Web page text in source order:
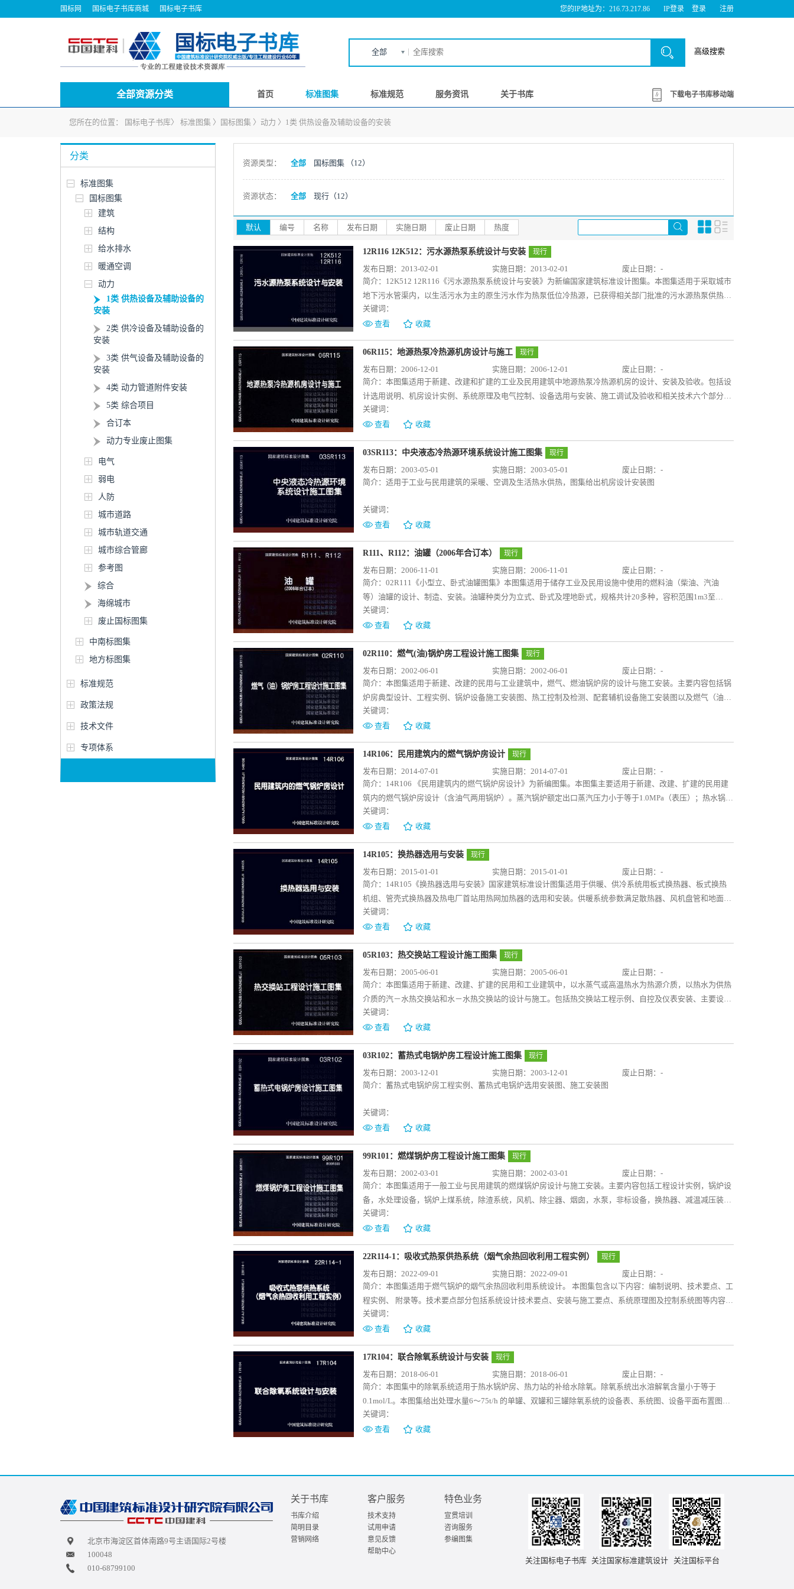
国标网 国标电子书库商城 国标电子书库 您的IP地址为：216.73.217.86 IP登录 登录 注册
全部 高级搜索
全部资源分类 首页 标准图集 标准规范 服务资讯 关于书库 下载电子书库移动端
您所在的位置： 国标电子书库〉 标准图集 〉 国标图集 〉 动力 〉 1类 供热设备及辅助设备的安装
分类
标准图集
国标图集
建筑
结构
给水排水
暖通空调
动力
1类 供热设备及辅助设备的
安装
2类 供冷设备及辅助设备的
安装
3类 供气设备及辅助设备的
安装
4类 动力管道附件安装
5类 综合项目
合订本
动力专业废止图集
电气
弱电
人防
城市道路
城市轨道交通
城市综合管廊
参考图
综合
海绵城市
废止国标图集
中南标图集
地方标图集
标准规范
政策法规
技术文件
专项体系
资源类型： 全部 国标图集 （12）
资源状态： 全部 现行 （12）
默认 编号 名称 发布日期 实施日期 废止日期 热度
12R116 12K512：污水源热泵系统设计与安装 现行
发布日期：2013-02-01 实施日期：2013-02-01
废止日期：-
简介： 12K512 12R116《污水源热泵系统设计与安装》为新编国家建筑标准设计图集。本图集适用于采取城市
地下污水管渠内，以生活污水为主的原生污水作为热泵低位冷热源，已获得相关部门批准的污水源热泵供热、
空调工程项目的设计与施工。本图集也可作为城市江水、湖水、污水处理厂排放水作为低位冷热源的热泵系统
参考。本图集包括说明、污水源热泵系统原理图、污水引退水方式和构筑物、污水源热泵关键设备、污水源热
泵机房安装、工程实例以及构筑物结构做法等七个部分。本图集将污水源热泵的源头部分作为重点，以现有
的、成功的和成熟的工程为技术基础，以最新的实验和科研成果为技术指导进行编制，体现本图集的科学性和
前瞻性，系统形式、工程实例及相关设备性能资料全面可供设计人员参考或直接选用，污水管路、设备及构筑
物配有详细的安装节点和结构配筋图表可供施工人员直接照图施工。
关键词：
查看
收藏
06R115：地源热泵冷热源机房设计与施工 现行
发布日期：2006-12-01 实施日期：2006-12-01
废止日期：-
简介： 本图集适用于新建、改建和扩建的工业及民用建筑中地源热泵冷热源机房的设计、安装及验收。包括设
计选用说明、机房设计实例、系统原理及电气控制、设备选用与安装、施工调试及验收和相关技术六个部分。
图集中提供了冷热源机房用水量、用电量、设备明细表及相关数据，给出了土壤源（竖向地埋管）、地表水
（江河水、工业废水或中水、海水）和地下水（打井）等多种地源热泵机房工程实例，并按不同工艺的系统形
式，不同参数以及不同规模站房的建筑形式进行编制，内容丰富，方案多样化，可供从事空调系统冷热源运行
管理及其他有关专业人员参考选用。
关键词：
查看
收藏
03SR113：中央液态冷热源环境系统设计施工图集 现行
发布日期：2003-05-01 实施日期：2003-05-01
废止日期：-
简介： 适用于工业与民用建筑的采暖、空调及生活热水供热，图集给出机房设计安装图
关键词：
查看
收藏
R111、R112：油罐（2006年合订本） 现行
发布日期：2006-11-01 实施日期：2006-11-01
废止日期：-
简介： 02R111《小型立、卧式油罐图集》本图集适用于储存工业及民用设施中使用的燃料油（柴油、汽油
等）油罐的设计、制造、安装。油罐种类分为立式、卧式及埋地卧式，规格共计20多种，容积范围1m3至
100m3，适用压力为常压，温度为-19℃～200℃。图集主要内容包括供油系统流程图、加工制造图、安装图、
埋地卧式油罐操作井图、接管焊接形式图及卧式油罐内部斜梯图。图集内容全面，数据详尽，设计合理，可很
好地满足相关技术人员的选用要求。 02R112《拱顶油罐图集》本图集适用于储存工业及民用设施中使用
的柴油及不易挥发的相类似油品的油罐的设计、制造、安装。油罐规格共有13种，容积范围40m3至
10000m3，设计压力为正压1960Pa、负压490Pa，温度为-19℃～90℃。图集主要内容包括油罐系列基本参数和
尺寸，油罐附件，油罐装配图、罐体图、节点图、平台图、盘梯图等。图集内容全面，数据详尽，设计合理，
可很好地满足相关技术人员的选用要求。
关键词：
查看
收藏
02R110：燃气(油)锅炉房工程设计施工图集 现行
发布日期：2002-06-01 实施日期：2002-06-01
废止日期：-
简介： 本图集适用于新建、改建的民用与工业建筑中，燃气、燃油锅炉房的设计与施工安装。主要内容包括锅
炉房典型设计、工程实例、锅炉设备施工安装图、热工控制及检测、配套辅机设备施工安装图以及燃气（油）
锅炉房施工安装说明。图集全面、实用，对设计和施工中遇到的一些问题给予了很好的解答，对设计规范化、
保证设计质量、提高设计水平、加快设计进度和热力与环保事业的发展起到了积极促进作用。
关键词：
查看
收藏
14R106：民用建筑内的燃气锅炉房设计 现行
发布日期：2014-07-01 实施日期：2014-07-01
废止日期：-
简介： 14R106 《民用建筑内的燃气锅炉房设计》为新编图集。本图集主要适用于新建、改建、扩建的民用建
筑内的燃气锅炉房设计（含油气两用锅炉）。蒸汽锅炉额定出口蒸汽压力小于等于1.0MPa（表压）；热水锅炉
额定出口水压小于等于1.0MPa（表压）、额定出口水温小于等于95℃的热力系统设计。对于额定热功率大于等
于0.05MW且不大于2.8MW、额定出口水温不大于85℃的常压热水锅炉、真空热水锅炉供热系统，相关内容可
参考使用。本图集作为工程设计人员必备的辅助参考资料，主要针对从事暖通空调专业的设计人员和初涉工程
设计行业的动力专业的设计人员。主要内容：图集由目录、编制说明、相关术语、设计技术原则与要点、工程
实例、排污降温池与排污扩容器、烟风道附件和热力管道自然热补偿8个部分组成。特点：本图集采用多元化
模式，既包含指导性内容，即设计技术原则与要点；又通过9个工程设计实例，结合不同建筑类型的公共建筑
的特点，分类型编制。编制内容将涵盖动力工程设计内容和暖通工程设计内容。
关键词：
查看
收藏
14R105：换热器选用与安装 现行
发布日期：2015-01-01 实施日期：2015-01-01
废止日期：-
简介： 14R105《换热器选用与安装》国家建筑标准设计图集适用于供暖、供冷系统用板式换热器、板式换热
机组、管壳式换热器及热电厂首站用热网加热器的选用和安装。供暖系统参数满足散热器、风机盘管和地面辐
射供暖的使用要求，一次侧介质包括热水和蒸汽。供冷系统参数满足空调、冰蓄冷和低温送风的要求，一次侧
介质包括冷水和乙二醇载冷剂。热电厂首站一次侧介质为过热蒸汽。本图集包括八个部分：总说明、板式换热
器、板式换热机组、管壳式换热器、热网加热器、监控示意图和换热器基础、相关技术资料。本图集编入了暖
通动力工程常用的几种形式的换热设备，详细介绍了每类换热设备的选型步骤及适用范围，并给出设备外形
图、性能表和基础图，同时给出换热器的控制原理图。内容具体详实，方便设计人员直接选用和施工人员照图
施工。
关键词：
查看
收藏
05R103：热交换站工程设计施工图集 现行
发布日期：2005-06-01 实施日期：2005-06-01
废止日期：-
简介： 本图集适用于新建、改建、扩建的民用和工业建筑中，以水蒸气或高温热水为热源介质，以热水为供热
介质的汽－水热交换站和水－水热交换站的设计与施工。包括热交换站工程示例、自控及仪表安装、主要设备
及热交换站的施工与验收等内容。通过21例不同功能、不同供热面积的工程示例，提供了大量的技术数据及工
程设计经验，可供从事供热工作的设计、施工、运行管理等专业人员及策划人员参考使用。
关键词：
查看
收藏
03R102：蓄热式电锅炉房工程设计施工图集 现行
发布日期：2003-12-01 实施日期：2003-12-01
废止日期：-
简介： 蓄热式电锅炉房工程实例、蓄热式电锅炉选用安装图、施工安装图
关键词：
查看
收藏
99R101：燃煤锅炉房工程设计施工图集 现行
发布日期：2002-03-01 实施日期：2002-03-01
废止日期：-
简介： 本图集适用于一般工业与民用建筑的燃煤锅炉房设计与施工安装。主要内容包括工程设计实例，锅炉设
备，水处理设备，锅炉上煤系统，除渣系统，风机、除尘器、烟囱，水泵，非标设备，换热器、减温减压装
置，热工测量、控制阀门、仪表，设备及管道保温，以及施工安装说明，是一套较完整的锅炉房工程设计综合
性图集。图集汇总了广泛的理论实践，12个章节保持各自的独立性和完整性，使用方便，为相关设计、施工人
员提供了合理的技术指导。
关键词：
查看
收藏
22R114-1：吸收式热泵供热系统（烟气余热回收利用工程实例） 现行
发布日期：2022-09-01 实施日期：2022-09-01
废止日期：-
简介： 本图集适用于燃气锅炉的烟气余热回收利用系统设计。 本图集包含以下内容：编制说明、技术要点、工
程实例、 附录等。技术要点部分包括系统设计技术要点、安装与施工要点、系统原理图及控制系统图等内容，
方便读者快速了解烟气余热回收的原理和设计方法；工程实例通过选取7个已投产的典型案例，均给出了工程
概况、系统组成、主要参数、综合技术指标、设备明细表、系统图及设备管道平剖面图等烟气余热回收的相关
设计内容；附录给出了烟气性质的计算方法， 便于设计人员参考选用。 本图集吸纳国内外相关科研成果及工
程实践经验，内容符合国家节能减排的要求，顺应当前国情；图集内容全面，实用性强，可供相关技术人员参
考使用。
关键词：
查看
收藏
17R104：联合除氧系统设计与安装 现行
发布日期：2018-06-01 实施日期：2018-06-01
废止日期：-
简介： 本图集中的除氧系统适用于热水锅炉房、热力站的补给水除氧。除氧系统出水溶解氧含量小于等于
0.1mol/L。本图集给出处理水量6～75t/h 的单罐、双罐和三罐除氧系统的设备表、系统图、设备平面布置图、
管道连接示意图、设备基础条件图和主要设备安装图。本图集详细地阐述了联合除氧系统的原理、特点、自动
控制和安全运行要求，明确给出了联合除氧系统的连接、设备的合理布局、需占用的建筑位置以及电控要求。
关键词：
查看
收藏
北京市海淀区首体南路9号主语国际2号楼
100048
010-68799100
关于书库
书库介绍
简明目录
营销网络
客户服务
技术支持
试用申请
意见反馈
帮助中心
特色业务
宣贯培训
咨询服务
参编图集
关注国标电子书库 关注国家标准建筑设计 关注国标平台